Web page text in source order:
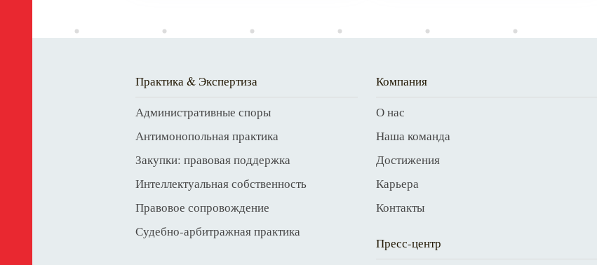
Практика & Экспертиза
Административные споры
Антимонопольная практика
Закупки: правовая поддержка
Интеллектуальная собственность
Правовое сопровождение
Судебно-арбитражная практика
Компания
О нас
Наша команда
Достижения
Карьера
Контакты
Пресс-центр